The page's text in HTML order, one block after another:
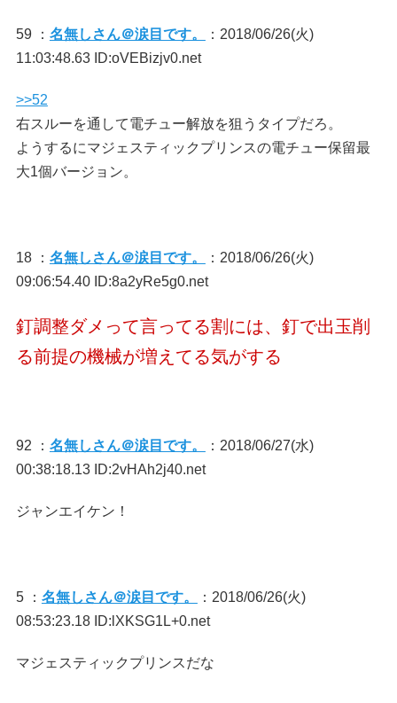
59 ： 名無しさん＠涙目です。
：2018/06/26(火)
11:03:48.63 ID:oVEBizjv0.net
>>52
右スルーを通して電チュー解放を狙うタイプだろ。
ようするにマジェスティックプリンスの電チュー保留最
大1個バージョン。
18 ： 名無しさん＠涙目です。
：2018/06/26(火)
09:06:54.40 ID:8a2yRe5g0.net
釘調整ダメって言ってる割には、釘で出玉削
る前提の機械が増えてる気がする
92 ： 名無しさん＠涙目です。
：2018/06/27(水)
00:38:18.13 ID:2vHAh2j40.net
ジャンエイケン！
5 ： 名無しさん＠涙目です。
：2018/06/26(火)
08:53:23.18 ID:lXKSG1L+0.net
マジェスティックプリンスだな